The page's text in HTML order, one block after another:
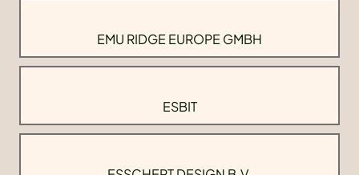
EMU RIDGE EUROPE GMBH
ESBIT